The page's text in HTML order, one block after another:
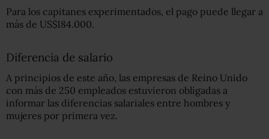
Para los capitanes experimentados, el pago puede llegar a
más de US$184.000.
Diferencia de salario
A principios de este año, las empresas de Reino Unido
con más de 250 empleados estuvieron obligadas a
informar las diferencias salariales entre hombres y
mujeres por primera vez.